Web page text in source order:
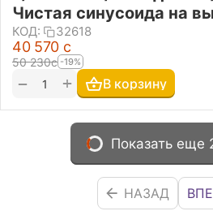
Чистая синусоида на
КОД: 32618
40 570 с
50 230с -19%
+
− В корзину
Показать еще
НАЗАД